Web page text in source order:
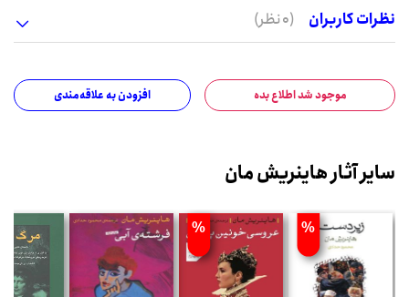
نظرات کاربران (0 نظر)
موجود شد اطلاع بده افزودن به علاقه‌مندی
سایر آثار هاینریش مان
%
%